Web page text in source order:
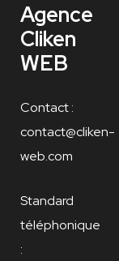
Agence
Cliken
WEB
Contact :
contact@cliken-
web.com
Standard
téléphonique
: